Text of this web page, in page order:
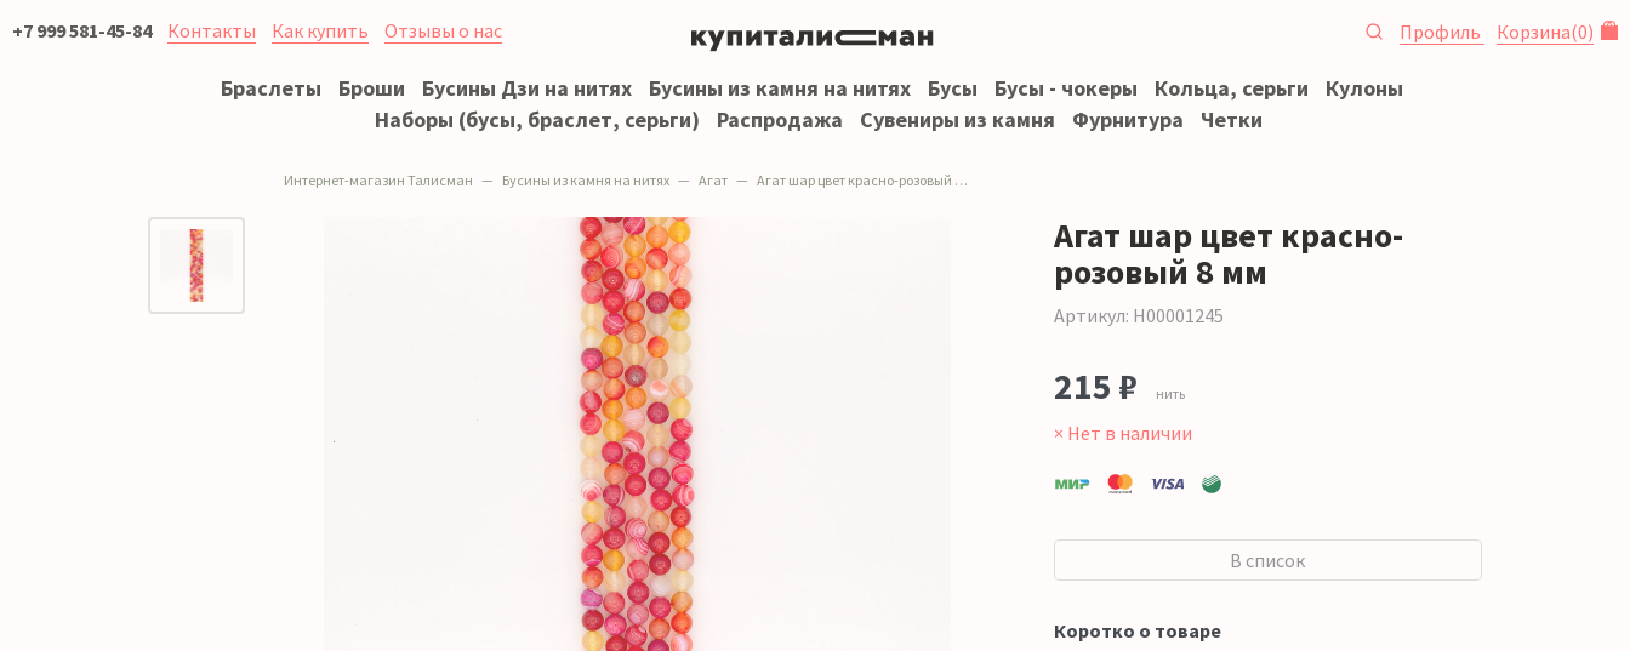
+7 999 581-45-84 Контакты Как купить Отзывы о нас Профиль Корзина(0)
Браслеты Броши Бусины Дзи на нитях Бусины из камня на нитях Бусы Бусы - чокеры Кольца, серьги
Кулоны
Наборы (бусы, браслет, серьги)
Распродажа Сувениры из камня Фурнитура Четки
Интернет-магазин Талисман Бусины из камня на нитях Агат Агат шар цвет красно-розовый 8 мм
Агат шар цвет красно-
розовый 8 мм
Артикул: Н00001245
215 ₽ нить
× Нет в наличии
В список
Коротко о товаре